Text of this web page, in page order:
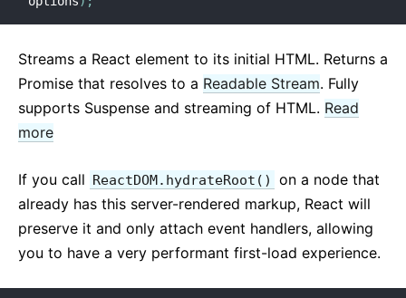
Streams a React element to its initial HTML. Returns a
Promise that resolves to a Readable Stream. Fully
supports Suspense and streaming of HTML. Read
more
If you call ReactDOM.hydrateRoot()
on a node that
already has this server-rendered markup, React will
preserve it and only attach event handlers, allowing
you to have a very performant first-load experience.